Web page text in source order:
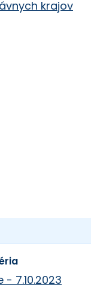
krajov